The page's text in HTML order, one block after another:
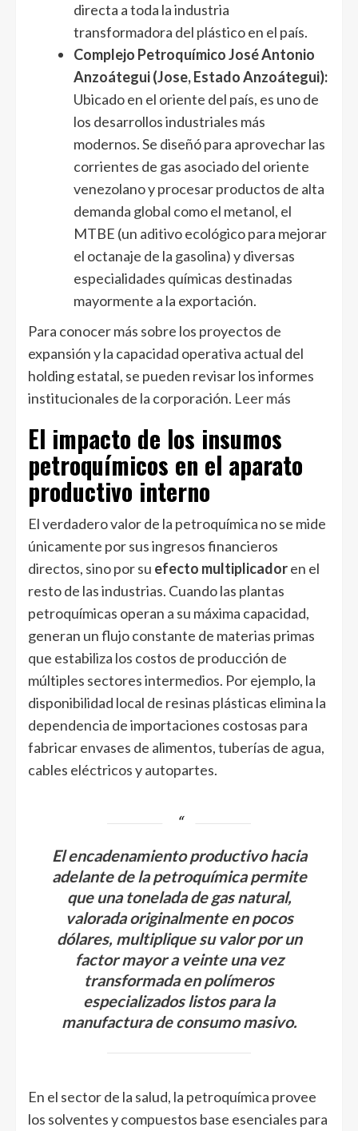
directa a toda la industria
transformadora del plástico en el país.
Complejo Petroquímico José Antonio
Anzoátegui (Jose, Estado Anzoátegui):
Ubicado en el oriente del país, es uno de
los desarrollos industriales más
modernos. Se diseñó para aprovechar las
corrientes de gas asociado del oriente
venezolano y procesar productos de alta
demanda global como el metanol, el
MTBE (un aditivo ecológico para mejorar
el octanaje de la gasolina) y diversas
especialidades químicas destinadas
mayormente a la exportación.
Para conocer más sobre los proyectos de
expansión y la capacidad operativa actual del
holding estatal, se pueden revisar los informes
institucionales de la corporación. Leer más
El impacto de los insumos
petroquímicos en el aparato
productivo interno
El verdadero valor de la petroquímica no se mide
únicamente por sus ingresos financieros
directos, sino por su efecto multiplicadoren el
resto de las industrias. Cuando las plantas
petroquímicas operan a su máxima capacidad,
generan un flujo constante de materias primas
que estabiliza los costos de producción de
múltiples sectores intermedios. Por ejemplo, la
disponibilidad local de resinas plásticas elimina la
dependencia de importaciones costosas para
fabricar envases de alimentos, tuberías de agua,
cables eléctricos y autopartes.
El encadenamiento productivo hacia
adelante de la petroquímica permite
que una tonelada de gas natural,
valorada originalmente en pocos
dólares, multiplique su valor por un
factor mayor a veinte una vez
transformada en polímeros
especializados listos para la
manufactura de consumo masivo.
En el sector de la salud, la petroquímica provee
los solventes y compuestos base esenciales para